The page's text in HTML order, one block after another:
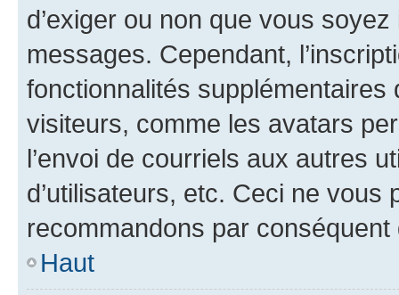
d’exiger ou non que vous
messages. Cependant,
fonctionnalités
visiteurs, comme les avatars
l’envoi de courriels aux autres
d’utilisateurs, etc. Ceci ne vous
recommandons par conséquent
Haut